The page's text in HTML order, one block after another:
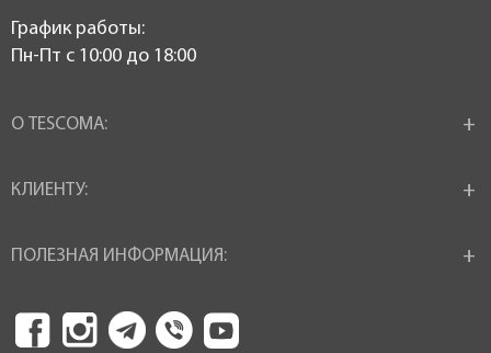
График работы:
Пн-Пт c 10:00 до 18:00
О TESCOMA:
КЛИЕНТУ:
ПОЛЕЗНАЯ ИНФОРМАЦИЯ: